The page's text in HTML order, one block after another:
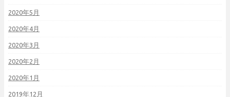
2020年5月
2020年4月
2020年3月
2020年2月
2020年1月
2019年12月